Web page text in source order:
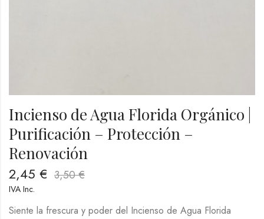
Incienso de Agua Florida Orgánico |
Purificación – Protección –
Renovación
2,45 € 3,50€
IVA Inc.
Siente la frescura y poder del Incienso de Agua Florida